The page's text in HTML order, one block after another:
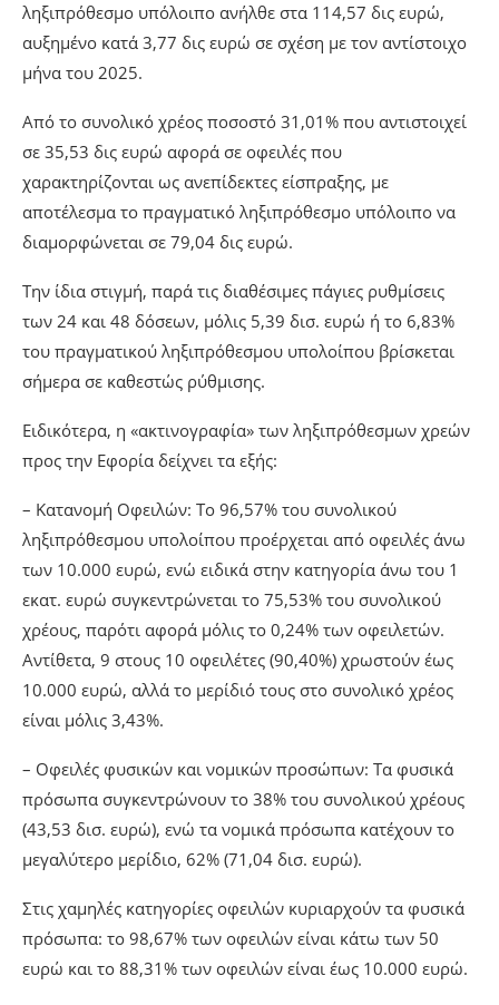
ληξιπρόθεσμο υπόλοιπο ανήλθε στα 114,57 δις ευρώ,
αυξημένο κατά 3,77 δις ευρώ σε σχέση με τον αντίστοιχο
μήνα του 2025.
Από το συνολικό χρέος ποσοστό 31,01% που αντιστοιχεί
σε 35,53 δις ευρώ αφορά σε οφειλές που
χαρακτηρίζονται ως ανεπίδεκτες είσπραξης, με
αποτέλεσμα το πραγματικό ληξιπρόθεσμο υπόλοιπο να
διαμορφώνεται σε 79,04 δις ευρώ.
Την ίδια στιγμή, παρά τις διαθέσιμες πάγιες ρυθμίσεις
των 24 και 48 δόσεων, μόλις 5,39 δισ. ευρώ ή το 6,83%
του πραγματικού ληξιπρόθεσμου υπολοίπου βρίσκεται
σήμερα σε καθεστώς ρύθμισης.
Ειδικότερα, η «ακτινογραφία» των ληξιπρόθεσμων χρεών
προς την Εφορία δείχνει τα εξής:
– Κατανομή Οφειλών: Το 96,57% του συνολικού
ληξιπρόθεσμου υπολοίπου προέρχεται από οφειλές άνω
των 10.000 ευρώ, ενώ ειδικά στην κατηγορία άνω του 1
εκατ. ευρώ συγκεντρώνεται το 75,53% του συνολικού
χρέους, παρότι αφορά μόλις το 0,24% των οφειλετών.
Αντίθετα, 9 στους 10 οφειλέτες (90,40%) χρωστούν έως
10.000 ευρώ, αλλά το μερίδιό τους στο συνολικό χρέος
είναι μόλις 3,43%.
– Οφειλές φυσικών και νομικών προσώπων: Τα φυσικά
πρόσωπα συγκεντρώνουν το 38% του συνολικού χρέους
(43,53 δισ. ευρώ), ενώ τα νομικά πρόσωπα κατέχουν το
μεγαλύτερο μερίδιο, 62% (71,04 δισ. ευρώ).
Στις χαμηλές κατηγορίες οφειλών κυριαρχούν τα φυσικά
πρόσωπα: το 98,67% των οφειλών είναι κάτω των 50
ευρώ και το 88,31% των οφειλών είναι έως 10.000 ευρώ.